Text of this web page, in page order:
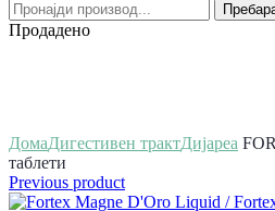
Продадено
ДомаДигестивен трактДијареа
таблети
Previous product